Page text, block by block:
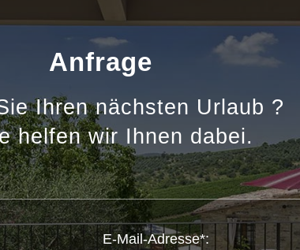
Anfrage
Ihren nächsten Urlaub ?
helfen wir Ihnen dabei.
E-Mail-Adresse*: